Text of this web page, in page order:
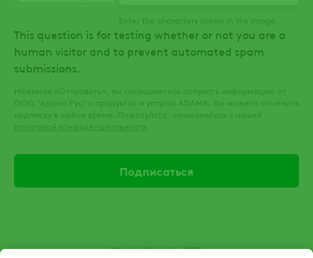
Enter the characters shown in the image.
This question is for testing whether or not you are a
human visitor and to prevent automated spam
submissions.
Нажимая «Отправить», вы соглашаетесь получать информацию от
ООО "Адама Рус" о продуктах и услугах ADAMA. Вы можете отменить
подписку в любое время. Пожалуйста, ознакомьтесь с нашей
политикой конфиденциальности
СОЦИАЛЬНЫЕ СЕТИ